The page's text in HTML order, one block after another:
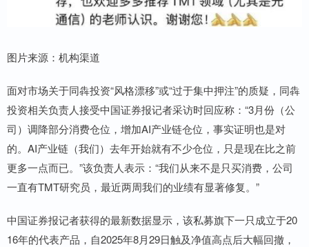
图片来源：机构渠道
面对市场关于同犇投资“风格漂移”或“过于集中押注”的质疑，同犇
投资相关负责人接受中国证券报记者采访时回应称：“3月份（公
司）调降部分消费仓位，增加AI产业链仓位，事实证明也是对
的。AI产业链（我们）去年开始就有不少仓位，只是现在比之前
更多一点而已。”该负责人表示：“我们从来不是只买消费，公司
一直有TMT研究员，最近两周我们的业绩有显著修复。”
中国证券报记者获得的最新数据显示，该私募旗下一只成立于20
16年的代表产品，自2025年8月29日触及净值高点后大幅回撤，